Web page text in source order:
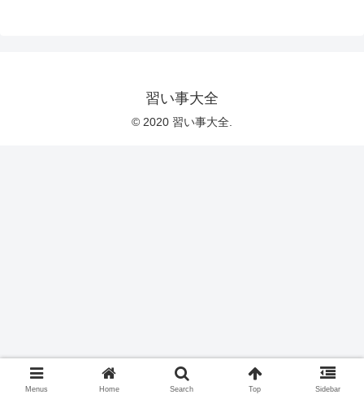
習い事大全
© 2020 習い事大全.
Menus Home Search Top Sidebar